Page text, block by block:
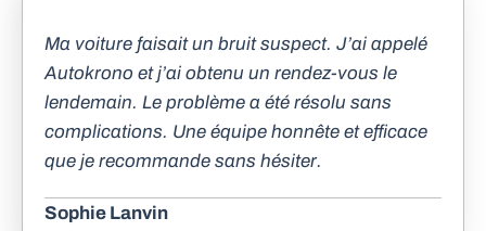
Ma voiture faisait un bruit suspect. J’ai appelé
Autokrono et j’ai obtenu un rendez-vous le
lendemain. Le problème a été résolu sans
complications. Une équipe honnête et efficace
que je recommande sans hésiter.
Sophie Lanvin